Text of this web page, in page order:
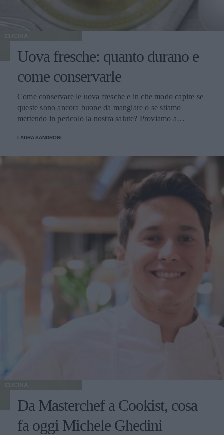
CUCINA
Uova fresche: quanto durano e
come conservarle
Come conservare le uova fresche e in che modo capire se
queste sono ancora buone da mangiare o se stiamo
mettendo in pericolo la nostra salute? Proviamo a
LAURA SANDRONI
CUCINA
Da Masterchef a Cookist, cosa
fa oggi Michele Ghedini